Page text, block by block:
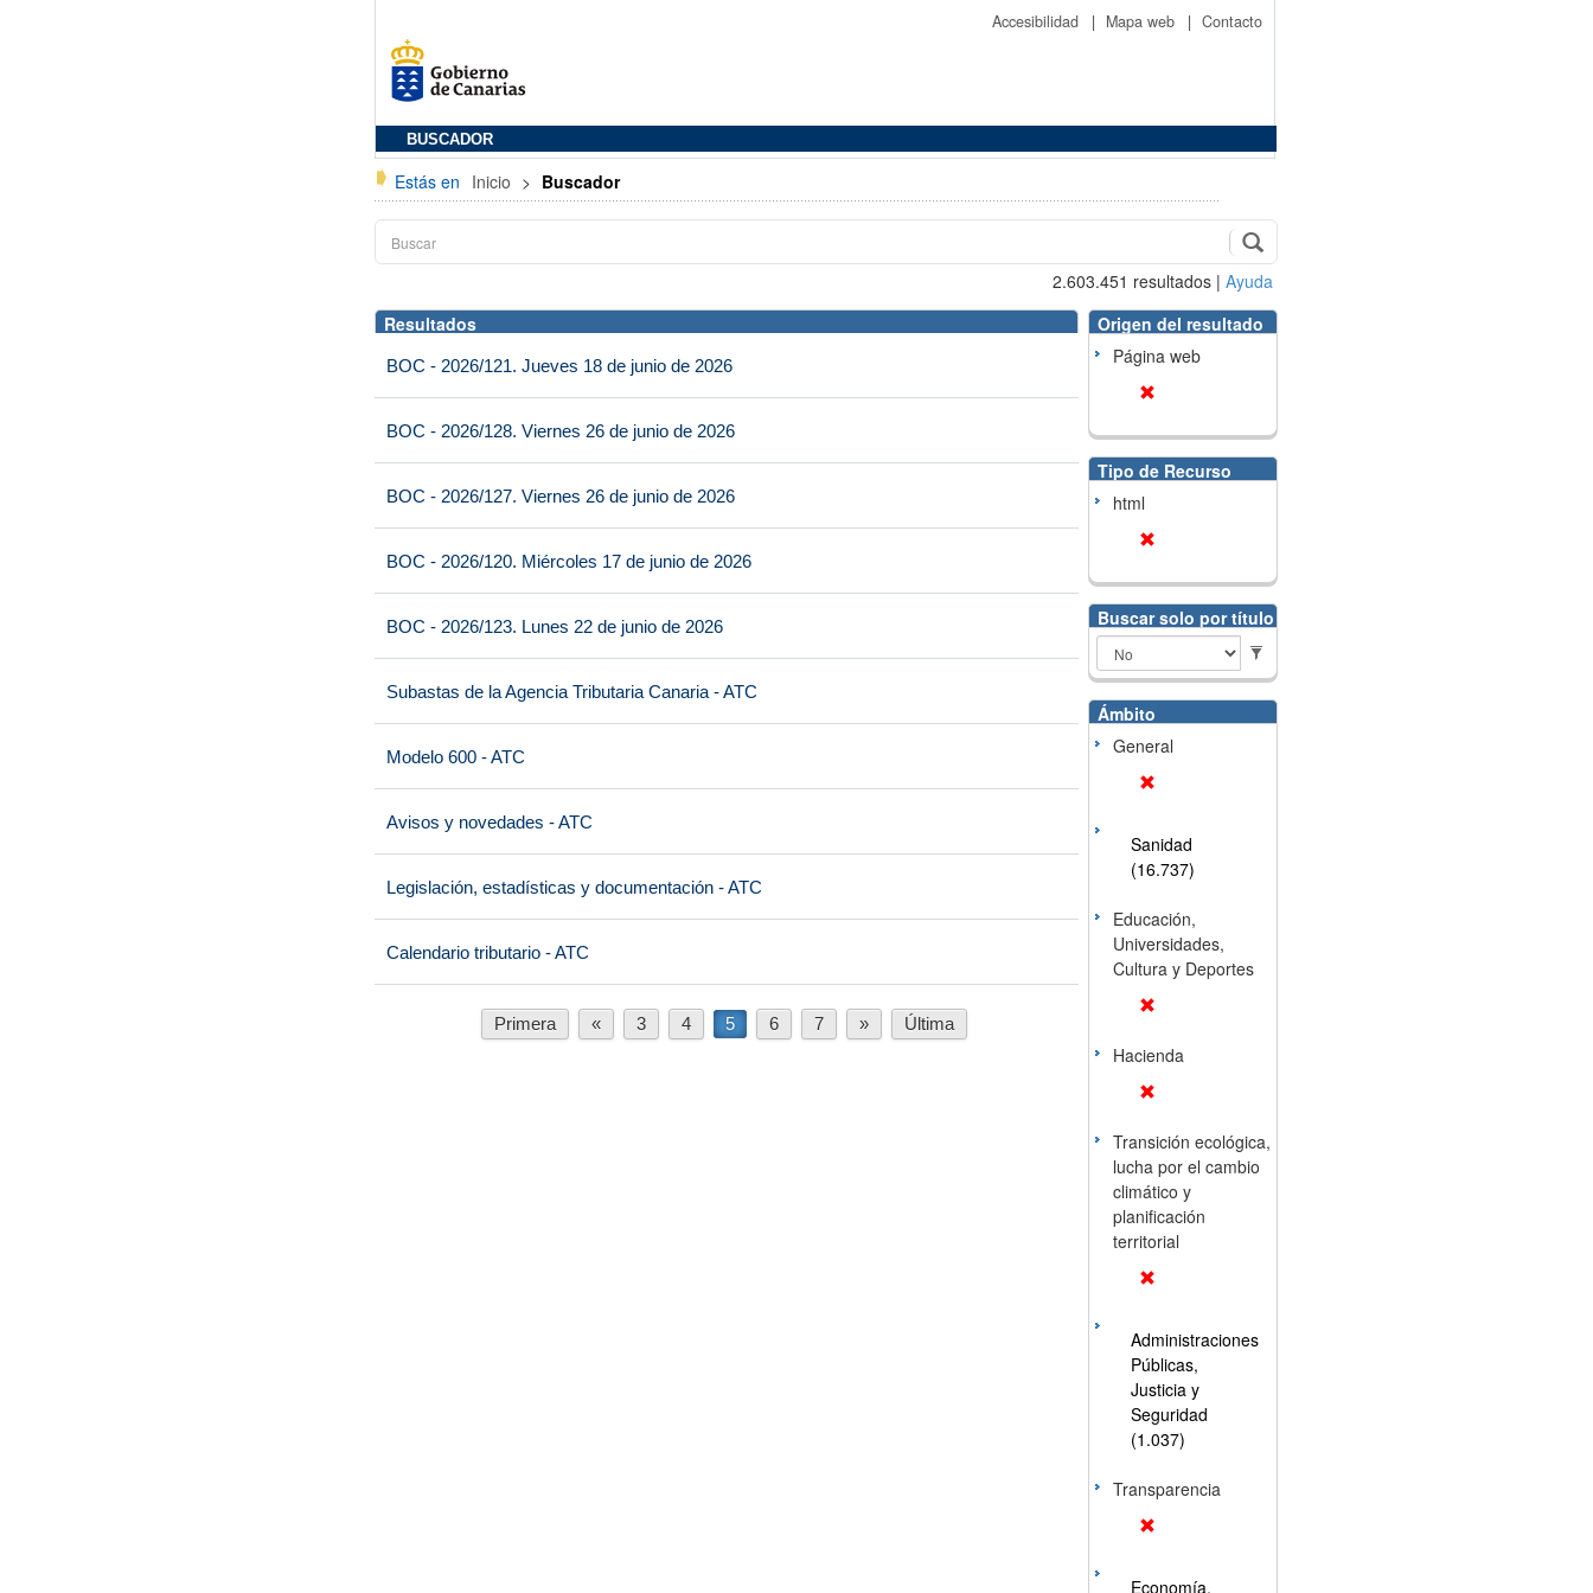
Accesibilidad | Mapa web | Contacto
BUSCADOR
Estás en Inicio > Buscador
2.603.451 resultados | Ayuda
Resultados
BOC - 2026/121. Jueves 18 de junio de 2026
BOC - 2026/128. Viernes 26 de junio de 2026
BOC - 2026/127. Viernes 26 de junio de 2026
BOC - 2026/120. Miércoles 17 de junio de 2026
BOC - 2026/123. Lunes 22 de junio de 2026
Subastas de la Agencia Tributaria Canaria - ATC
Modelo 600 - ATC
Avisos y novedades - ATC
Legislación, estadísticas y documentación - ATC
Calendario tributario - ATC
Primera « 3 4 5 6 7 » Última
Origen del resultado
Página web
Tipo de Recurso
html
Buscar solo por título
Ámbito
General
Sanidad
(16.737)
Educación,
Universidades,
Cultura y Deportes
Hacienda
Transición ecológica,
lucha por el cambio
climático y
planificación
territorial
Administraciones
Públicas,
Justicia y
Seguridad
(1.037)
Transparencia
Economía,